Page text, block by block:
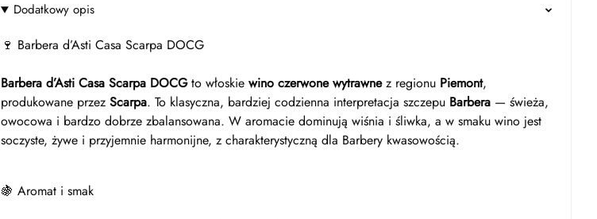
Dodatkowy opis
🍷 Barbera d’Asti Casa Scarpa DOCG
Barbera d’Asti Casa Scarpa DOCGto włoskie wino czerwone wytrawnez regionu Piemont,
produkowane przez Scarpa. To klasyczna, bardziej codzienna interpretacja szczepu Barbera — świeża,
owocowa i bardzo dobrze zbalansowana. W aromacie dominują wiśnia i śliwka, a w smaku wino jest
soczyste, żywe i przyjemnie harmonijne, z charakterystyczną dla Barbery kwasowością.
🍇 Aromat i smak